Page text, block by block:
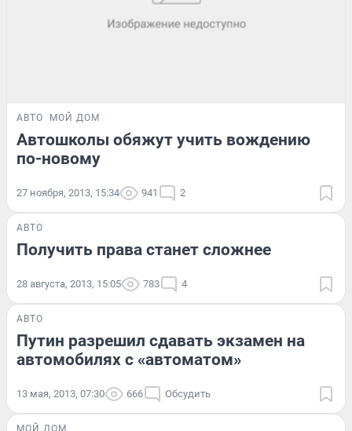
АВТО МОЙ ДОМ
Автошколы обяжут учить вождению
по-новому
27 ноября, 2013, 15:34 941 2
АВТО
Получить права станет сложнее
28 августа, 2013, 15:05 783 4
АВТО
Путин разрешил сдавать экзамен на
автомобилях с «автоматом»
13 мая, 2013, 07:30 666 Обсудить
МОЙ ДОМ